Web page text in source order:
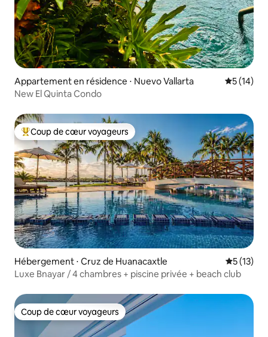
Appartement en résidence ⋅ Nuevo Vallarta
5 (14)
New El Quinta Condo
Coups de cœur voyageurs les plus appréciés
Coup de cœur voyageurs
Hébergement ⋅ Cruz de Huanacaxtle
5 (13)
Luxe Bnayar / 4 chambres + piscine privée + beach club
Coup de cœur voyageurs
Coup de cœur voyageurs